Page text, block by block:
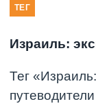
ТЕГ
Израиль:
Тег